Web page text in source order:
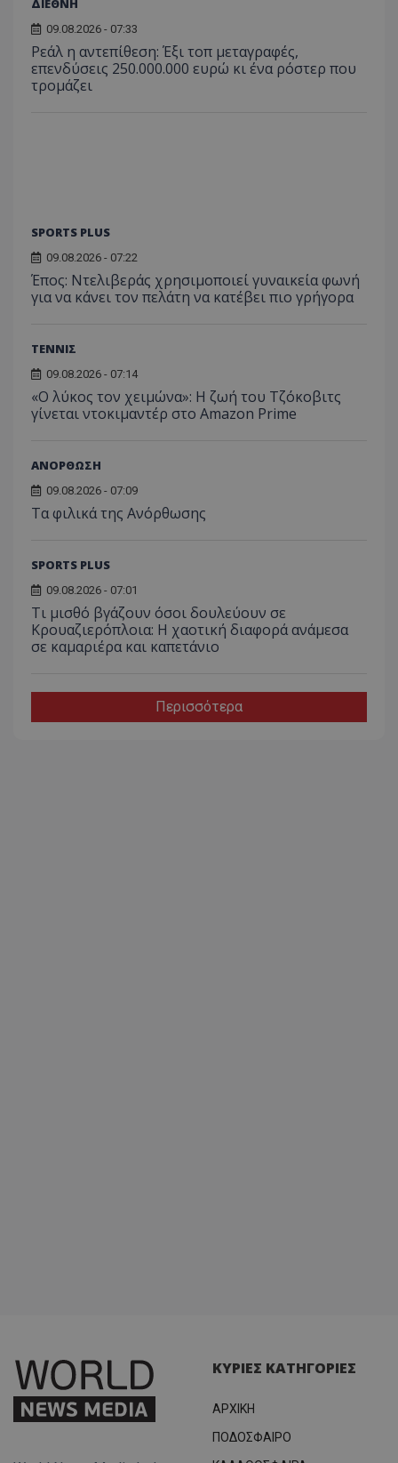
ΔΙΕΘΝΗ
09.08.2026 - 07:33
Ρεάλ η αντεπίθεση: Έξι τοπ μεταγραφές,
επενδύσεις 250.000.000 ευρώ κι ένα ρόστερ που
τρομάζει
SPORTS PLUS
09.08.2026 - 07:22
Έπος: Ντελιβεράς χρησιμοποιεί γυναικεία φωνή
για να κάνει τον πελάτη να κατέβει πιο γρήγορα
ΤΕΝΝΙΣ
09.08.2026 - 07:14
«Ο λύκος τον χειμώνα»: Η ζωή του Τζόκοβιτς
γίνεται ντοκιμαντέρ στο Amazon Prime
ΑΝΟΡΘΩΣΗ
09.08.2026 - 07:09
Τα φιλικά της Ανόρθωσης
SPORTS PLUS
09.08.2026 - 07:01
Τι μισθό βγάζουν όσοι δουλεύουν σε
Κρουαζιερόπλοια: Η χαοτική διαφορά ανάμεσα
σε καμαριέρα και καπετάνιο
Περισσότερα
ΚΥΡΙΕΣ ΚΑΤΗΓΟΡΙΕΣ
ΑΡΧΙΚΗ
ΠΟΔΟΣΦΑΙΡΟ